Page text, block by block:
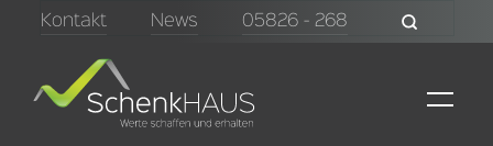
Kontakt News 05826 - 268